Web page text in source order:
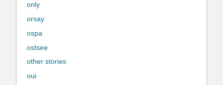
only
orsay
ospa
ostsee
other stories
oui